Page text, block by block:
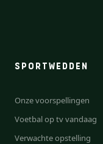
SPORTWEDDEN
Onze voorspellingen
Voetbal op tv vandaag
Verwachte opstelling